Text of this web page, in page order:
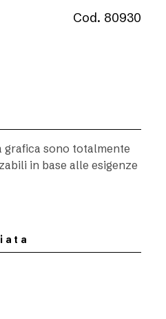
Cod. 80930
grafica sono totalmente
in base alle esigenze